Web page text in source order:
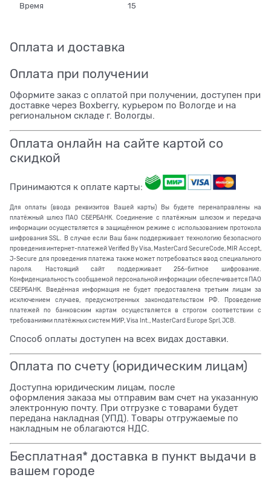
Время 15
Оплата и доставка
Оплата при получении
Оформите заказ с оплатой при получении, доступен при
доставке через Boxberry, курьером по Вологде и на
региональном складе г. Вологды.
Оплата онлайн на сайте картой со
скидкой
Принимаются к оплате карты:
Для оплаты (ввода реквизитов Вашей карты) Вы будете перенаправлены на
платёжный шлюз ПАО СБЕРБАНК. Соединение с платёжным шлюзом и передача
информации осуществляется в защищённом режиме с использованием протокола
шифрования SSL. В случае если Ваш банк поддерживает технологию безопасного
проведения интернет-платежей Verified By Visa, MasterCard SecureCode, MIR Accept,
J-Secure для проведения платежа также может потребоваться ввод специального
пароля. Настоящий сайт поддерживает 256-битное шифрование.
Конфиденциальность сообщаемой персональной информации обеспечивается ПАО
СБЕРБАНК. Введённая информация не будет предоставлена третьим лицам за
исключением случаев, предусмотренных законодательством РФ. Проведение
платежей по банковским картам осуществляется в строгом соответствии с
требованиями платёжных систем МИР, Visa Int., MasterCard Europe Sprl, JCB.
Способ оплаты доступен на всех видах доставки.
Оплата по счету (юридическим лицам)
Доступна юридическим лицам, после
оформления заказа мы отправим вам счет на указанную
электронную почту. При отгрузке с товарами будет
передана накладная (УПД). Товары отгружаемые по
накладным не облагаются НДС.
Бесплатная* доставка в пункт выдачи в
вашем городе